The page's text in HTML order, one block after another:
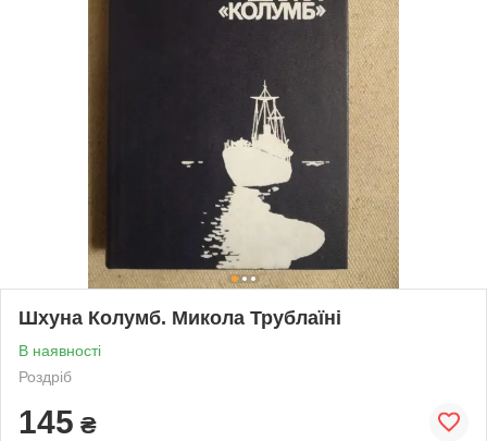
Шхуна Колумб. Микола Трублаїні
В наявності
Роздріб
145 ₴